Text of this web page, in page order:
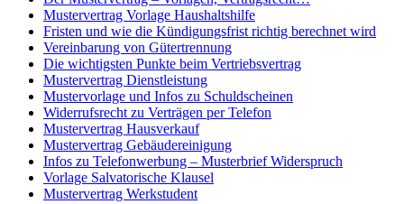
Mustervertrag Vorlage Haushaltshilfe
Fristen und wie die Kündigungsfrist richtig berechnet wird
Vereinbarung von Gütertrennung
Die wichtigsten Punkte beim Vertriebsvertrag
Mustervertrag Dienstleistung
Mustervorlage und Infos zu Schuldscheinen
Widerrufsrecht zu Verträgen per Telefon
Mustervertrag Hausverkauf
Mustervertrag Gebäudereinigung
Infos zu Telefonwerbung – Musterbrief Widerspruch
Vorlage Salvatorische Klausel
Mustervertrag Werkstudent